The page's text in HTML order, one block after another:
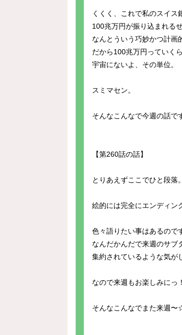
くくく、これで私のスイス
100兆万円が振り込まれる
なんとういう巧妙かつ計画
だから100兆万円っていく
宇宙にないよ、その単位。
スミマセン。
そんなこんなで今週の話で
【第260話の話】
とりあえずここでひと段落。
絵的には完全にエンディン
色々語りたい事はあるので
なんだかんだで来週のサブ
集約されているような気が
なので来週もお楽しみにっ！
そんなこんなでまた来週〜